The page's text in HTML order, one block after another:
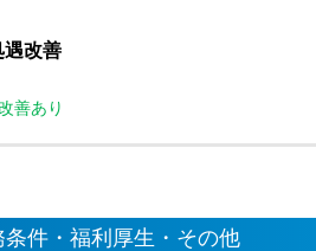
遇改善
善あり
条件・福利厚生・その他